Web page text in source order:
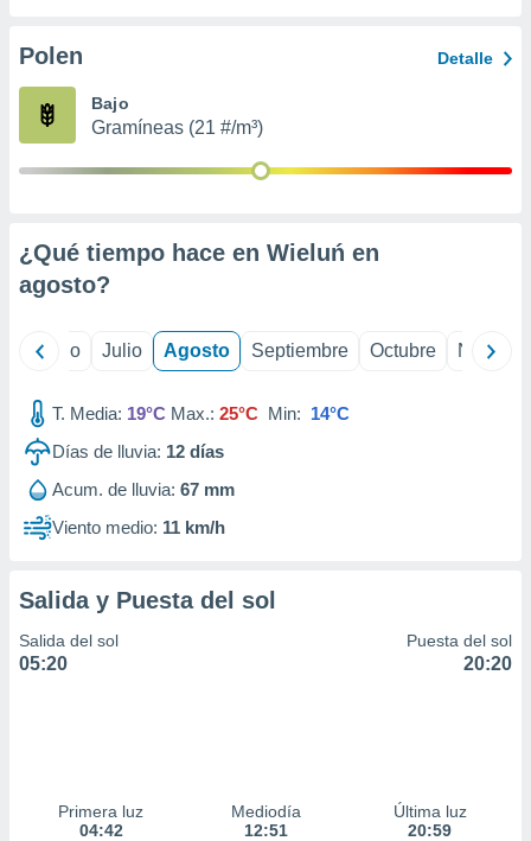
e
mediante
publicidad
publicidad
de
Polen Detalle
Bajo
Gramíneas (21 #/m³)
¿Qué tiempo hace en Wieluń en
agosto?
Junio Julio Agosto Septiembre Octubre
T. Media: 19°C Max.: 25°C Min: 14°C
Días de lluvia: 12 días
Acum. de lluvia: 67 mm
Viento medio: 11 km/h
Salida y Puesta del sol
Salida del sol
05:20
Puesta del sol
20:20
Primera luz
04:42
Mediodía
12:51
Última luz
20:59